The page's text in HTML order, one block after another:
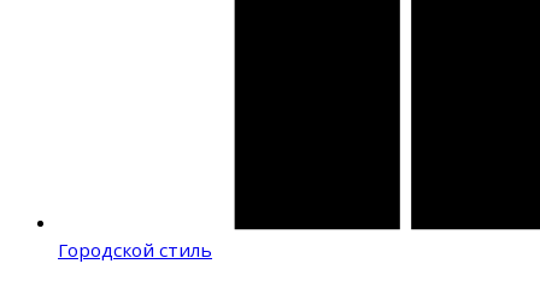
Городской стиль